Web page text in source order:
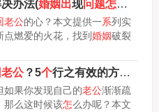
办法(婚姻出现问题怎样挽回老公
老公的心？本文提供一系列实
点燃爱的火花，找到 婚姻破裂
公？5个行之有效的方法分享！
如果你发现自己的老公渐渐疏
那么这时候该怎么办呢？本文